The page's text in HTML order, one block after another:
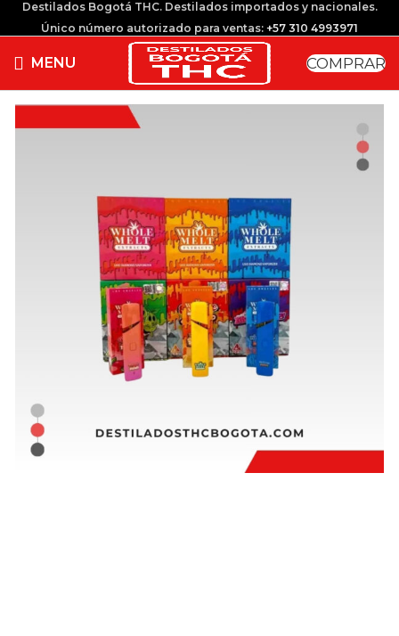
Destilados Bogotá THC. Destilados importados y nacionales.
Único número autorizado para ventas: +57 310 4993971
MENU COMPRAR